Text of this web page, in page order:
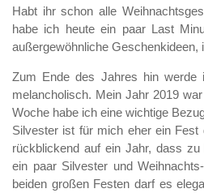
Habt ihr schon alle
habe ich heute ein paar Last
außergewöhnliche Geschenkideen,
Zum Ende des Jahres hin werde
melancholisch. Mein Jahr 2019
Woche habe ich eine wichtige
Silvester ist für mich eher ein Fest
rückblickend auf ein Jahr, dass
ein paar Silvester und
beiden großen Festen darf es